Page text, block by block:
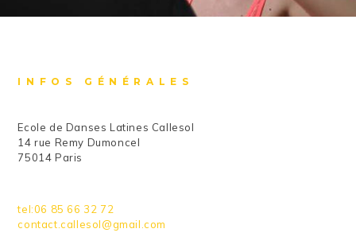
INFOS GÉNÉRALES
Ecole de Danses Latines Callesol
14 rue Remy Dumoncel
75014 Paris
tel:06 85 66 32 72
contact.callesol@gmail.com